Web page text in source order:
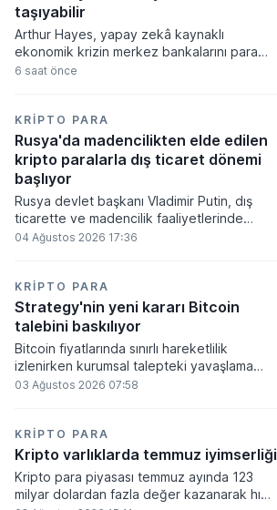
taşıyabilir
Arthur Hayes, yapay zekâ kaynaklı
ekonomik krizin merkez bankalarını para
basmaya zorlayacağını ve bu durumun
kayıplarının tetikleyeceği kredi krizinin
küresel likidite artışına yol açacağını belirtti
ve bitcoinin bu süreçte en hızlı tepki veren
varlık olacağı vurguladı.
6 saat önce
KRIPTO PARA
Rusya'da madencilikten elde edilen
kripto paralarla dış ticaret dönemi
başlıyor
Rusya devlet başkanı Vladimir Putin, dış
ticarette ve madencilik faaliyetlerinde
kripto varlıkların kullanımına onay veren
elde edilen dijital paraların belirli şartlar
altında dolaşımına ve menkul kıymet
alımlarında kullanılmasına olanak sağlanıyor.
04 Ağustos 2026 17:36
KRIPTO PARA
Strategy'nin yeni kararı Bitcoin
talebini baskılıyor
Bitcoin fiyatlarında sınırlı hareketlilik
izlenirken kurumsal talepteki yavaşlama
piyasa dinamiklerini etkiliyor. ABD Merkez
çalışmalarındaki belirsizliklerle baskı altında
kalmaya devam ediyor.
03 Ağustos 2026 07:58
KRIPTO PARA
Kripto varlıklarda temmuz iyimserliği
Kripto para piyasası temmuz ayında 123
milyar dolardan fazla değer kazanarak hızlı